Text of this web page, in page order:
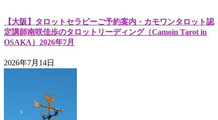
【大阪】タロットセラピーご予約案内・カモワンタロット認
定講師南咲佳歩のタロットリーディング（Camoin Tarot in
OSAKA）2026年7月
2026年7月14日